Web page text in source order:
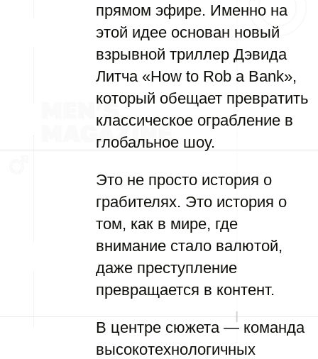
прямом эфире. Именно на
этой идее основан новый
взрывной триллер Дэвида
Литча «How to Rob a Bank»,
который обещает превратить
классическое ограбление в
глобальное шоу.
Это не просто история о
грабителях. Это история о
том, как в мире, где
внимание стало валютой,
даже преступление
превращается в контент.
В центре сюжета — команда
высокотехнологичных